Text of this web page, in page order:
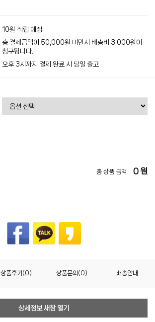
10원 적립 예정
총 결제금액이 50,000원 미만시 배송비 3,000원이
청구됩니다.
오후 3시까지 결제 완료 시 당일 출고
총 상품 금액 0원
상품후기(0) 상품문의(0) 배송안내
상세정보 새창 열기